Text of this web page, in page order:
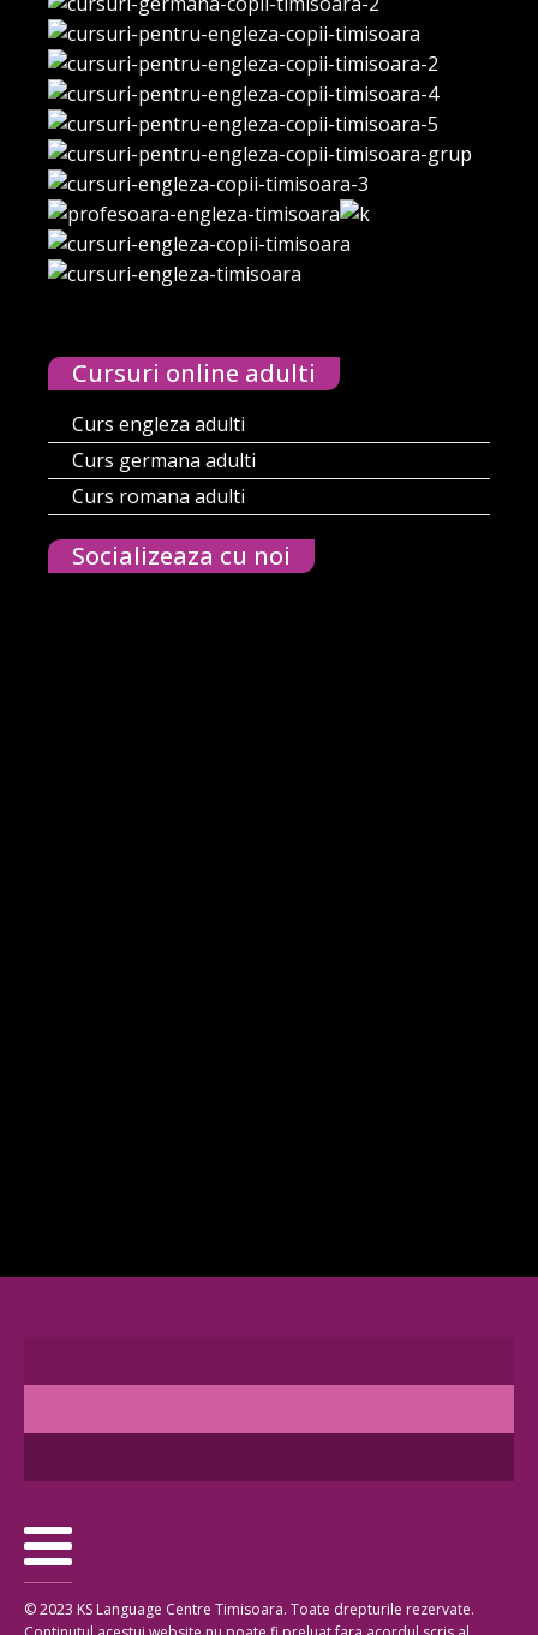
Cursuri online adulti
Curs engleza adulti
Curs germana adulti
Curs romana adulti
Socializeaza cu noi
© 2023 KS Language Centre Timisoara. Toate drepturile rezervate.